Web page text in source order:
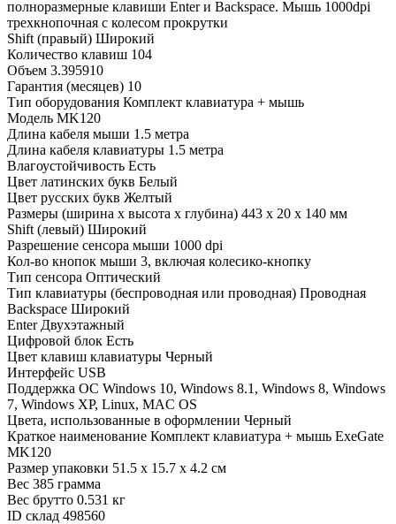
полноразмерные клавиши Enter и Backspace. Мышь 1000dpi
трехкнопочная с колесом прокрутки
Shift (правый) Широкий
Количество клавиш 104
Объем 3.395910
Гарантия (месяцев) 10
Тип оборудования Комплект клавиатура + мышь
Модель MK120
Длина кабеля мыши 1.5 метра
Длина кабеля клавиатуры 1.5 метра
Влагоустойчивость Есть
Цвет латинских букв Белый
Цвет русских букв Желтый
Размеры (ширина x высота x глубина) 443 x 20 x 140 мм
Shift (левый) Широкий
Разрешение сенсора мыши 1000 dpi
Кол-во кнопок мыши 3, включая колесико-кнопку
Тип сенсора Оптический
Тип клавиатуры (беспроводная или проводная) Проводная
Backspace Широкий
Enter Двухэтажный
Цифровой блок Есть
Цвет клавиш клавиатуры Черный
Интерфейс USB
Поддержка ОС Windows 10, Windows 8.1, Windows 8, Windows
7, Windows XP, Linux, MAC OS
Цвета, использованные в оформлении Черный
Краткое наименование Комплект клавиатура + мышь ExeGate
MK120
Размер упаковки 51.5 x 15.7 x 4.2 см
Вес 385 грамма
Вес брутто 0.531 кг
ID склад 498560